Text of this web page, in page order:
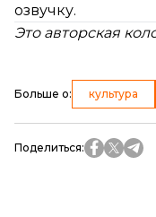
озвучку.
Это авторская
Больше о: культура
Поделиться: